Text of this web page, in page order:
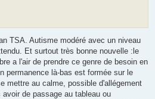
TSA. Autisme modéré avec un niveau
Et surtout très bonne nouvelle :le
a l'air de prendre ce genre de besoin en
permanence là-bas est formée sur le
mettre au calme, possible d'allégement
de passage au tableau ou